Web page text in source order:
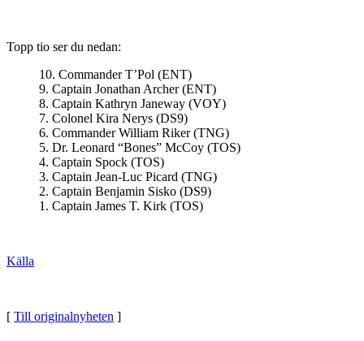
Topp tio ser du nedan:
10. Commander T’Pol (ENT)
9. Captain Jonathan Archer (ENT)
8. Captain Kathryn Janeway (VOY)
7. Colonel Kira Nerys (DS9)
6. Commander William Riker (TNG)
5. Dr. Leonard “Bones” McCoy (TOS)
4. Captain Spock (TOS)
3. Captain Jean-Luc Picard (TNG)
2. Captain Benjamin Sisko (DS9)
1. Captain James T. Kirk (TOS)
Källa
[ Till originalnyheten ]